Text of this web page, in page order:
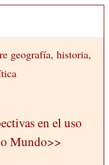
geografía, historia,
en el uso
Mundo>>